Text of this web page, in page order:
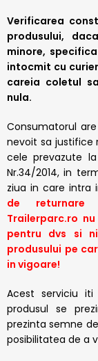
Verificarea
produsului,
minore,
intocmit cu
careia coletul
nula.
Consumatorul
nevoit sa justifice
cele prevazute
Nr.34/2014, in
ziua in care intra
de returnare
Trailerparc.ro
pentru dvs si
produsului pe
in vigoare!
Acest serviciu
produsul se
prezinta semne
posibilitatea de a